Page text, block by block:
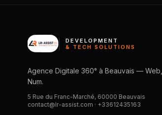
DEVELOPMENT
& TECH SOLUTIONS
Agence Digitale 360° à Beauvais —
Num.
5 Rue du Franc-Marché, 60000 Beauvais
contact@lr-assist.com · +33612435163